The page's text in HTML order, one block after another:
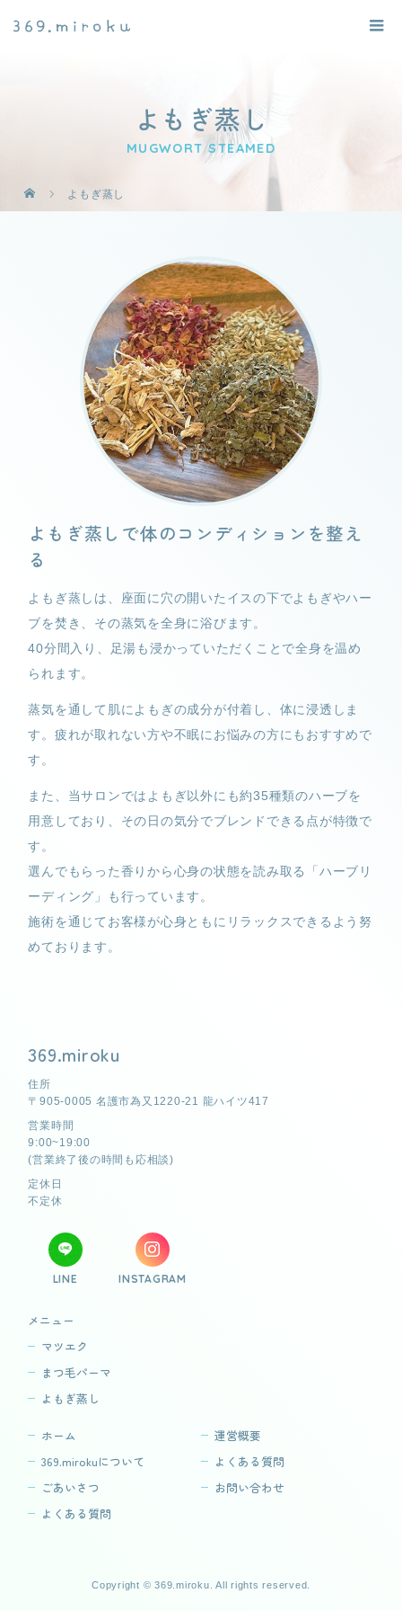
よもぎ蒸し
MUGWORT STEAMED
よもぎ蒸し
よもぎ蒸しで体のコンディションを整え
る
よもぎ蒸しは、座面に穴の開いたイスの下でよもぎやハー
ブを焚き、その蒸気を全身に浴びます。
40分間入り、足湯も浸かっていただくことで全身を温め
られます。
蒸気を通して肌によもぎの成分が付着し、体に浸透しま
す。疲れが取れない方や不眠にお悩みの方にもおすすめで
す。
また、当サロンではよもぎ以外にも約35種類のハーブを
用意しており、その日の気分でブレンドできる点が特徴で
す。
選んでもらった香りから心身の状態を読み取る「ハーブリ
ーディング」も行っています。
施術を通じてお客様が心身ともにリラックスできるよう努
めております。
369.miroku
住所
〒905-0005 名護市為又1220-21 龍ハイツ417
営業時間
9:00~19:00
(営業終了後の時間も応相談)
定休日
不定休
LINE INSTAGRAM
メニュー
マツエク
まつ毛パーマ
よもぎ蒸し
ホーム
369.mirokuについて
ごあいさつ
よくある質問
運営概要
よくある質問
お問い合わせ
Copyright © 369.miroku. All rights reserved.